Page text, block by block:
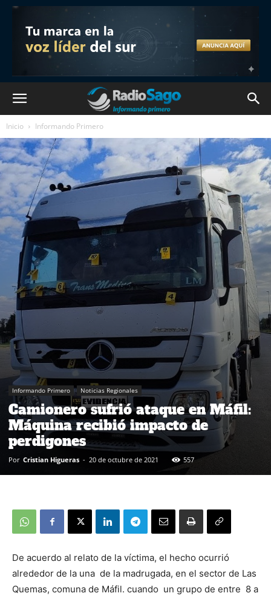
Inicio Informando Primero
Informando Primero Noticias Regionales
Camionero sufrió ataque en Máfil:
Máquina recibió impacto de
perdigones
Por Cristian Higueras - 20 de octubre de 2021 557
De acuerdo al relato de la víctima, el hecho ocurrió
alrededor de la una de la madrugada, en el sector de Las
Quemas, comuna de Máfil. cuando un grupo de entre 8 a